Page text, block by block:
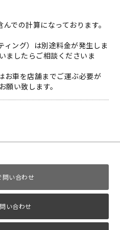
での計算になっております。
ング）は別途料金が発生しま
ましたらご相談くださいま
車を店舗までご運ぶ必要が
願い致します。
問い合わせ